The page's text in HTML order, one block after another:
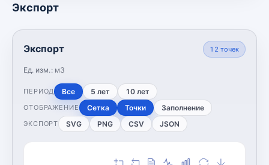
Экспорт
Экспорт
Ед. изм.: м3
12 точек
ПЕРИОД Все 5 лет 10 лет
ОТОБРАЖЕНИЕ Сетка Точки Заполнение
ЭКСПОРТ SVG PNG CSV JSON